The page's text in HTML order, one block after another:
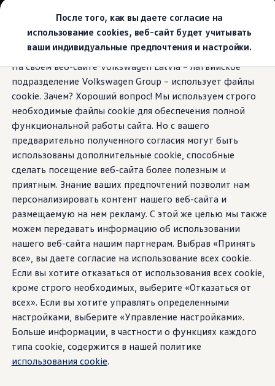
После того, как вы даете согласие на
использование cookies, веб-сайт будет учитывать
ваши индивидуальные предпочтения и настройки.
На своем веб-сайте Volkswagen Latvia – латвийское
подразделение Volkswagen Group – использует файлы
cookie. Зачем? Хороший вопрос! Мы используем строго
необходимые файлы cookie для обеспечения полной
функциональной работы сайта. Но с вашего
предварительно полученного согласия могут быть
использованы дополнительные cookie, способные
сделать посещение веб-сайта более полезным и
приятным. Знание ваших предпочтений позволит нам
персонализировать контент нашего веб-сайта и
размещаемую на нем рекламу. С этой же целью мы также
можем передавать информацию об использовании
нашего веб-сайта нашим партнерам. Выбрав «Принять
все», вы даете согласие на использование всех cookie.
Если вы хотите отказаться от использования всех cookie,
кроме строго необходимых, выберите «Отказаться от
всех». Если вы хотите управлять определенными
настройками, выберите «Управление настройками».
Больше информации, в частности о функциях каждого
типа cookie, содержится в нашей политике
использования cookie.
основному
содержанию
нижнему
колонтитулу
Выбери свой Volkswagen
Модельный ряд
Новый ID.Cross
Открой для себя семейство внедорожников
Предложения и услуги
Юбилейное предложение
Автомобильный онлайн-магазин Volkswagen
Обмен автомобилей
Лизинг Volkswagen
Гарантия
Бесплатная регистрация для вашего нового
Взаимодействие в сети простыми словами
VW Connect
Активация
Все службы
VW Connect для Вашего ID.
Обновления (Upgrades)
Car-Net
App-Connect
Fleet Interface Data
O Volkswagen
Получи больше
Владельцы и услуги
Сервис и запчасти
Преимущества Volkswagen
Техобслуживание
Ремонт и проверки
Моторное масло и технические жидкости
Колеса и шины
Помощь при авариях и поломках
Обслуживание автомобилей
Аксессуары